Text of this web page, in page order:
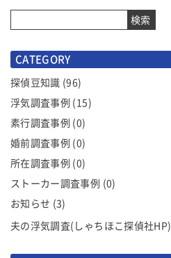
ナ
ビ
ー
シ
ョ
ン
検索
CATEGORY
探偵豆知識 (96)
浮気調査事例 (15)
素行調査事例 (0)
婚前調査事例 (0)
所在調査事例 (0)
ストーカー調査事例 (0)
お知らせ (3)
夫の浮気調査(しゃちほこ探偵社HP)